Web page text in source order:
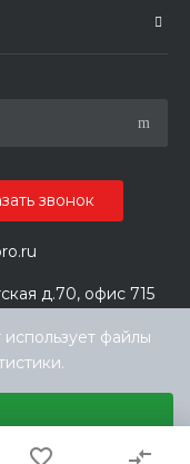
звонок
д.70, офис 715
официальный
файлы